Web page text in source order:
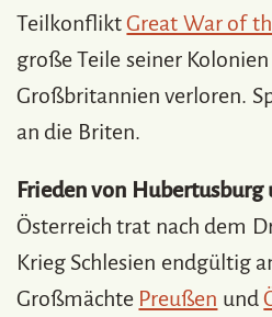
TeilkonfliktGreat War of
große Teile seiner
Großbritannien verloren.
an die Briten.
Frieden von
Österreich trat nach dem
Krieg Schlesien endgültig
Großmächte Preußen und